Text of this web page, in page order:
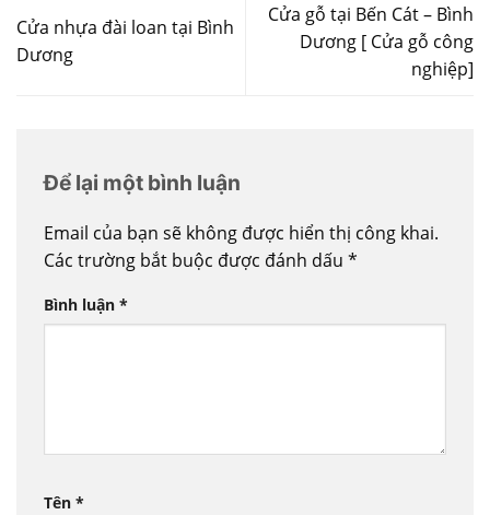
Cửa nhựa đài loan tại Bình
Dương
Cửa gỗ tại Bến Cát – Bình
Dương [ Cửa gỗ công
nghiệp]
Để lại một bình luận
Email của bạn sẽ không được hiển thị công khai.
Các trường bắt buộc được đánh dấu *
Bình luận *
Tên *